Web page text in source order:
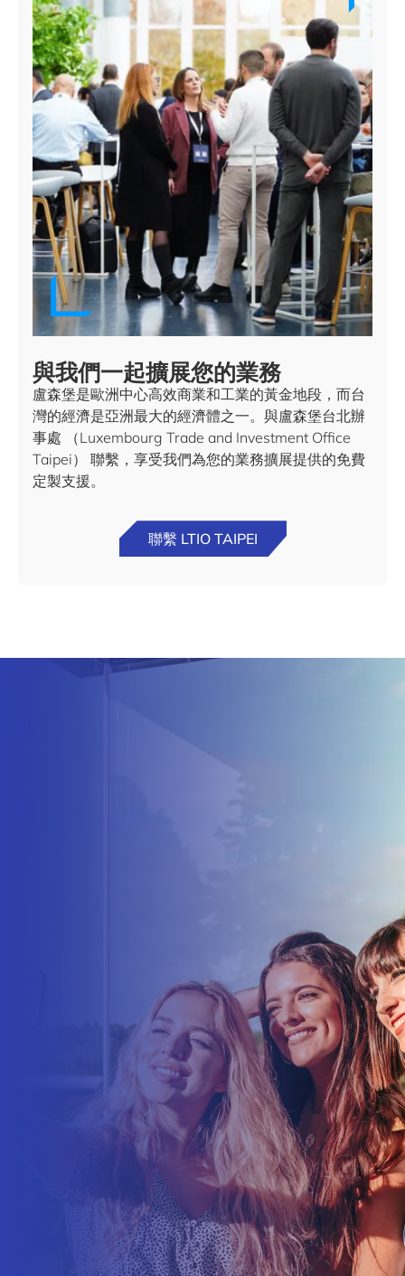
與我們一起擴展您的業務
盧森堡是歐洲中心高效商業和工業的黃金地段，而台
灣的經濟是亞洲最大的經濟體之一。與盧森堡台北辦
事處 （Luxembourg Trade and Investment Office
Taipei） 聯繫，享受我們為您的業務擴展提供的免費
定製支援。
聯繫 LTIO TAIPEI